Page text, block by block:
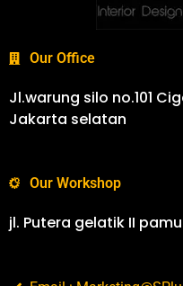
Our Office
Jl.warung silo no.101
Jakarta selatan
Our Workshop
jl. Putera gelatik II